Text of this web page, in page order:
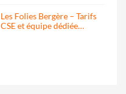
Les Folies Bergère – Tarifs
CSE et équipe dédiée…